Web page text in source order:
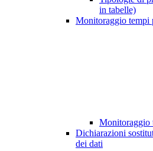
in tabelle)
Monitoraggio tempi
Monitoraggio
Dichiarazioni
dei dati